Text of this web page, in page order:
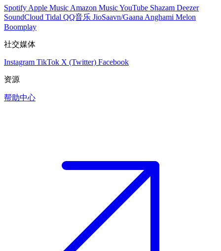
Spotify Apple Music Amazon MusicYouTube Shazam Deezer
SoundCloud Tidal QQ音乐 JioSaavn/Gaana Anghami Melon
Boomplay
社交媒体
Instagram TikTok X (Twitter) Facebook
资源
帮助中心